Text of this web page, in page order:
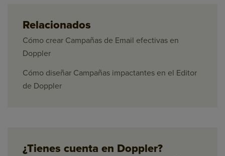
Relacionados
Cómo crear Campañas de Email efectivas en
Doppler
Cómo diseñar Campañas impactantes en el Editor
de Doppler
¿Tienes cuenta en Doppler?